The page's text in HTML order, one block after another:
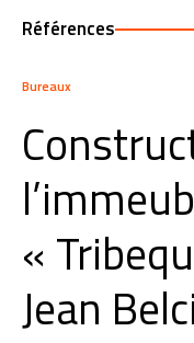
Références
Bureaux
«
Jean